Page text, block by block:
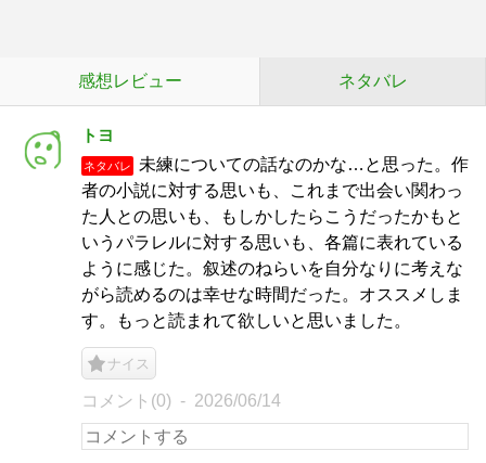
感想レビュー ネタバレ
トヨ
ネタバレ
未練についての話なのかな…と思った。作
者の小説に対する思いも、これまで出会い関わっ
た人との思いも、もしかしたらこうだったかもと
いうパラレルに対する思いも、各篇に表れている
ように感じた。叙述のねらいを自分なりに考えな
がら読めるのは幸せな時間だった。オススメしま
す。もっと読まれて欲しいと思いました。
ナイス
コメント(0) 2026/06/14